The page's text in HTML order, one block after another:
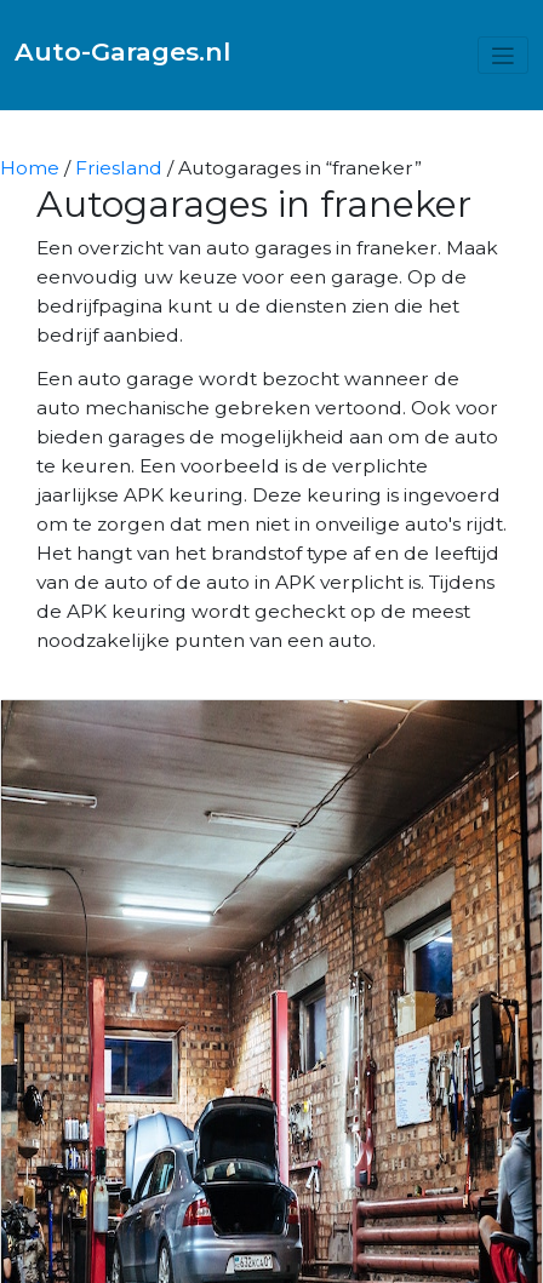
Auto-Garages.nl
Home / Friesland / Autogarages in “franeker”
Autogarages in franeker
Een overzicht van auto garages in franeker. Maak
eenvoudig uw keuze voor een garage. Op de
bedrijfpagina kunt u de diensten zien die het
bedrijf aanbied.
Een auto garage wordt bezocht wanneer de
auto mechanische gebreken vertoond. Ook voor
bieden garages de mogelijkheid aan om de auto
te keuren. Een voorbeeld is de verplichte
jaarlijkse APK keuring. Deze keuring is ingevoerd
om te zorgen dat men niet in onveilige auto's rijdt.
Het hangt van het brandstof type af en de leeftijd
van de auto of de auto in APK verplicht is. Tijdens
de APK keuring wordt gecheckt op de meest
noodzakelijke punten van een auto.